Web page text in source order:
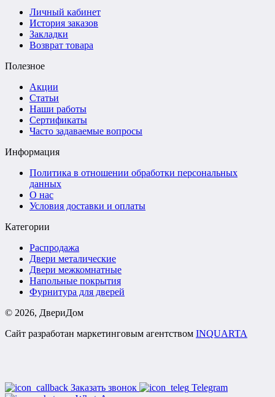
Личный кабинет
История заказов
Закладки
Возврат товара
Полезное
Акции
Статьи
Наши работы
Сертификаты
Часто задаваемые вопросы
Информация
Политика в отношении обработки персональных
данных
О нас
Условия доставки и оплаты
Категории
Распродажа
Двери металические
Двери межкомнатные
Напольные покрытия
Фурнитура для дверей
© 2026, ДвериДом
Сайт разработан маркетинговым агентством INQUARTA
Заказать звонок
Telegram